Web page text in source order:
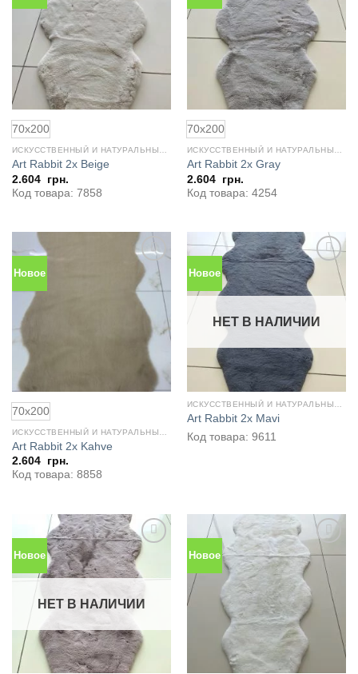
избранное
70x200
Art Rabbit 2x Beige
2.604 грн.
Код товара: 7858
избранное
70x200
Art Rabbit 2x Gray
2.604 грн.
Код товара: 4254
Новое
Добавить
в
избранное
70x200
Art Rabbit 2x Kahve
2.604 грн.
Код товара: 8858
Новое
Добавить
избранное
НЕТ В НАЛИЧИИ
Art Rabbit 2x Mavi
Код товара: 9611
Новое
Добавить
избранное
НЕТ В НАЛИЧИИ
Новое
Добавить
избранное